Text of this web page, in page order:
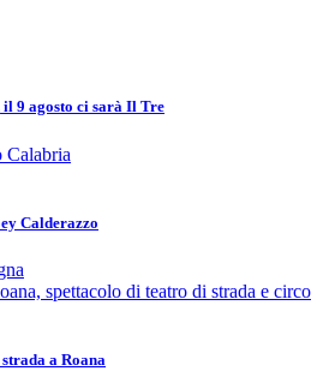
9 agosto ci sarà Il Tre
Calabria
Calderazzo
a Roana